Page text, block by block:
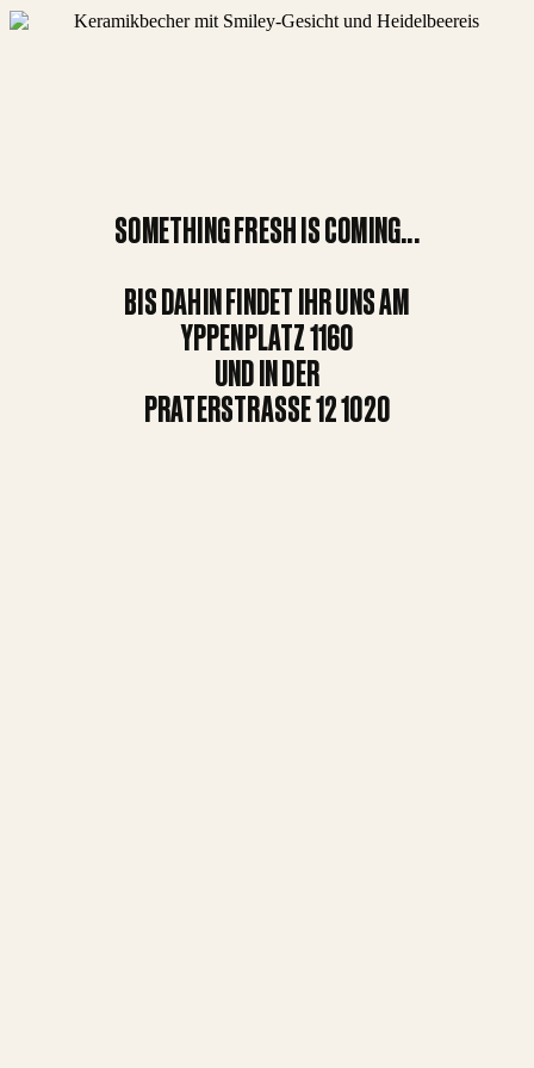
SOMETHING FRESH IS COMING...
BIS DAHIN FINDET IHR UNS AM
YPPENPLATZ 1160
UND IN DER
PRATERSTRASSE 12 1020